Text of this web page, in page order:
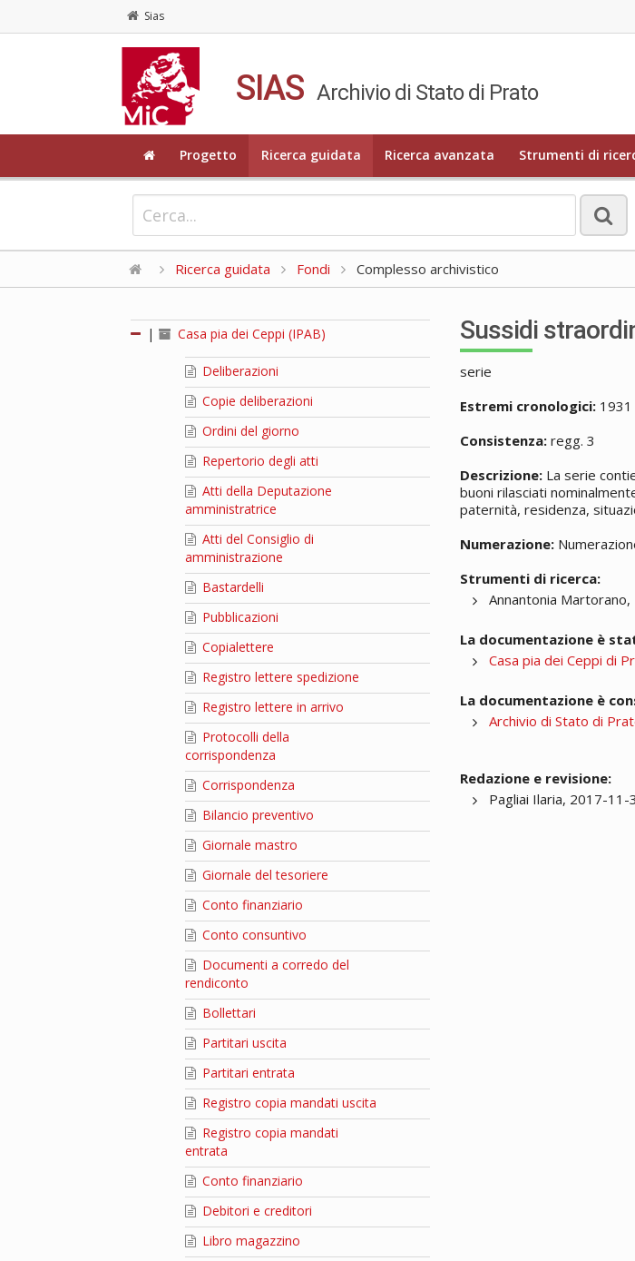
Sias
SIAS Archivio di Stato di Prato
Progetto Ricerca guidata Ricerca avanzata Strumenti di
Ricerca guidata Fondi Complesso archivistico
| Casa pia dei Ceppi (IPAB)
Deliberazioni
Copie deliberazioni
Ordini del giorno
Repertorio degli atti
Atti della Deputazione
amministratrice
Atti del Consiglio di
amministrazione
Bastardelli
Pubblicazioni
Copialettere
Registro lettere spedizione
Registro lettere in arrivo
Protocolli della
corrispondenza
Corrispondenza
Bilancio preventivo
Giornale mastro
Giornale del tesoriere
Conto finanziario
Conto consuntivo
Documenti a corredo del
rendiconto
Bollettari
Partitari uscita
Partitari entrata
Registro copia mandati uscita
Registro copia mandati
entrata
Conto finanziario
Debitori e creditori
Libro magazzino
Sussidi
serie
Estremi cronologici: 1931
Consistenza: regg. 3
Descrizione: La serie
buoni rilasciati
paternità, residenza,
Numerazione:
Strumenti di ricerca:
Annantonia Martorano,
La documentazione è
Casa pia dei Ceppi di
La documentazione è
Archivio di Stato di
Redazione e revisione:
Pagliai Ilaria, 2017-